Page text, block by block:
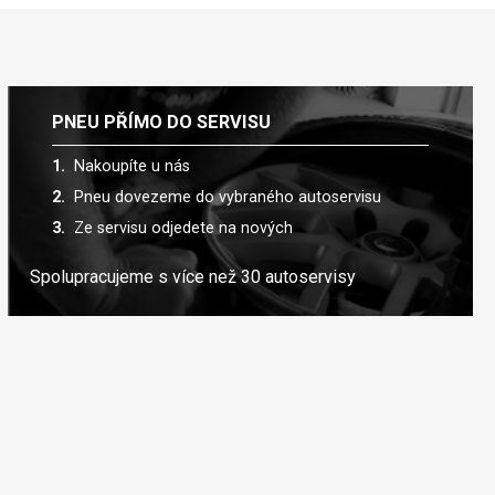
PNEU PŘÍMO DO SERVISU
Nakoupíte u nás
Pneu dovezeme do vybraného autoservisu
Ze servisu odjedete na nových
Spolupracujeme s více než 30 autoservisy